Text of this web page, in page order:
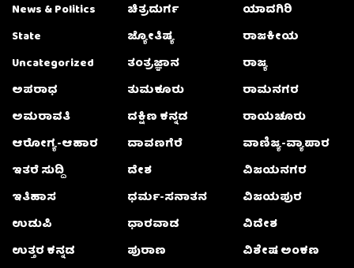
News & Politics
State
Uncategorized
ಅಪರಾಧ
ಅಮರಾವತಿ
ಆರೋಗ್ಯ-ಆಹಾರ
ಇತರೆ ಸುದ್ದಿ
ಇತಿಹಾಸ
ಉಡುಪಿ
ಉತ್ತರ ಕನ್ನಡ
ಚಿತ್ರದುರ್ಗ
ಜ್ಯೋತಿಷ್ಯ
ತಂತ್ರಜ್ಞಾನ
ತುಮಕೂರು
ದಕ್ಷಿಣ ಕನ್ನಡ
ದಾವಣಗೆರೆ
ದೇಶ
ಧರ್ಮ-ಸನಾತನ
ಧಾರವಾಡ
ಪುರಾಣ
ಯಾದಗಿರಿ
ರಾಜಕೀಯ
ರಾಜ್ಯ
ರಾಮನಗರ
ರಾಯಚೂರು
ವಾಣಿಜ್ಯ-ವ್ಯಾಪಾರ
ವಿಜಯನಗರ
ವಿಜಯಪುರ
ವಿದೇಶ
ವಿಶೇಷ ಅಂಕಣ